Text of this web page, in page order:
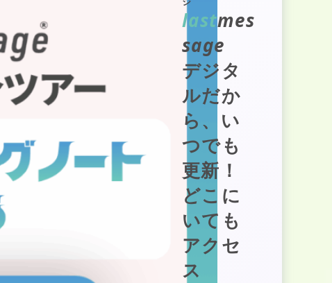
lastmes
sage
デジタ
ルだか
ら、い
つでも
更新！
どこに
いても
アクセ
ス